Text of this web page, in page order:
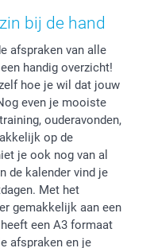
bij de hand
afspraken van alle
handig overzicht!
hoe je wil dat jouw
even je mooiste
ouderavonden,
op de
je ook nog van al
de kalender vind je
Met het
gemakkelijk aan een
een A3 formaat
afspraken en je